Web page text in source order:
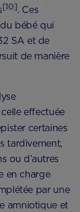
[10]. Ces
bébé qui
SA et de
de manière
effectuée
certaines
tardivement,
ou d’autres
en charge
par une
amniotique et